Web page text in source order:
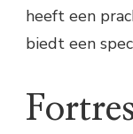
heeft een
biedt een